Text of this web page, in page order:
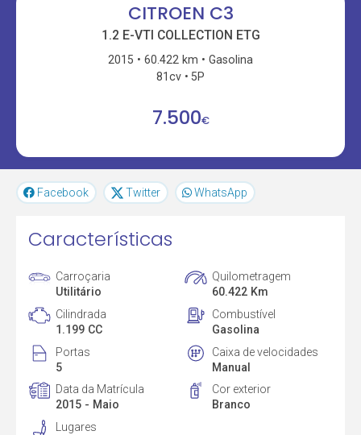
CITROEN C3
1.2 E-VTI COLLECTION ETG
2015 60.422 km
Gasolina
81cv
5P
7.500€
Facebook Twitter WhatsApp
Características
Carroçaria
Utilitário
Quilometragem
60.422 Km
Cilindrada
1.199 CC
Combustível
Gasolina
Portas
5
Caixa de velocidades
Manual
Data da Matrícula
2015 - Maio
Cor exterior
Branco
Lugares